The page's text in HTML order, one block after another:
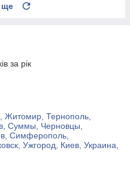
ще
за рік
Житомир, Тернополь,
Суммы, Черновцы,
Симферополь,
Ужгород, Киев, Украина,